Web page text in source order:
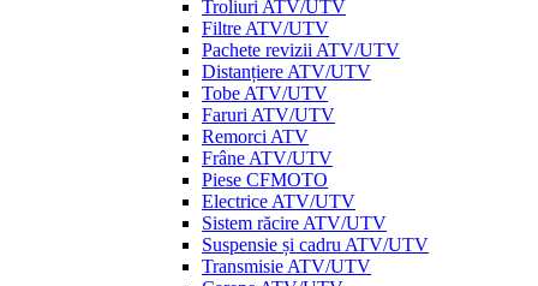
Troliuri ATV/UTV
Filtre ATV/UTV
Pachete revizii ATV/UTV
Distanțiere ATV/UTV
Tobe ATV/UTV
Faruri ATV/UTV
Remorci ATV
Frâne ATV/UTV
Piese CFMOTO
Electrice ATV/UTV
Sistem răcire ATV/UTV
Suspensie și cadru ATV/UTV
Transmisie ATV/UTV